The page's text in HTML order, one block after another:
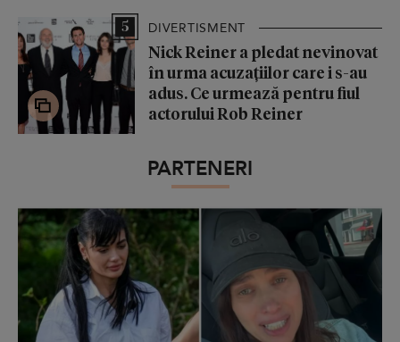
5 DIVERTISMENT
Nick Reiner a pledat nevinovat
în urma acuzațiilor care i s-au
adus. Ce urmează pentru fiul
actorului Rob Reiner
PARTENERI